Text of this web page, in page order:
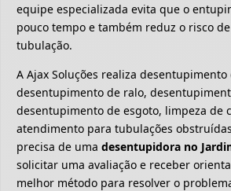
equipe especializada evita que o
pouco tempo e também reduz o risco
tubulação.
A Ajax Soluções realiza desentupimento
desentupimento de ralo,
desentupimento de esgoto, limpeza de
atendimento para tubulações
precisa de uma desentupidora no
solicitar uma avaliação e receber
melhor método para resolver o